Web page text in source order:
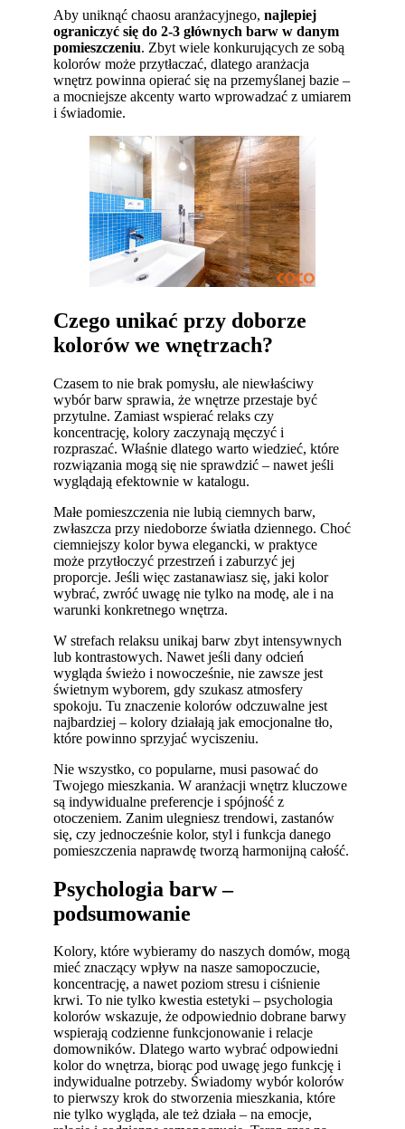
Aby uniknąć chaosu aranżacyjnego,najlepiej
ograniczyć się do 2-3 głównych barw w danym
pomieszczeniu. Zbyt wiele konkurujących ze sobą
kolorów może przytłaczać, dlatego aranżacja
wnętrz powinna opierać się na przemyślanej bazie –
a mocniejsze akcenty warto wprowadzać z umiarem
i świadomie.
Czego unikać przy doborze
kolorów we wnętrzach?
Czasem to nie brak pomysłu, ale niewłaściwy
wybór barw sprawia, że wnętrze przestaje być
przytulne. Zamiast wspierać relaks czy
koncentrację, kolory zaczynają męczyć i
rozpraszać. Właśnie dlatego warto wiedzieć, które
rozwiązania mogą się nie sprawdzić – nawet jeśli
wyglądają efektownie w katalogu.
Małe pomieszczenia nie lubią ciemnych barw,
zwłaszcza przy niedoborze światła dziennego. Choć
ciemniejszy kolor bywa elegancki, w praktyce
może przytłoczyć przestrzeń i zaburzyć jej
proporcje. Jeśli więc zastanawiasz się, jaki kolor
wybrać, zwróć uwagę nie tylko na modę, ale i na
warunki konkretnego wnętrza.
W strefach relaksu unikaj barw zbyt intensywnych
lub kontrastowych. Nawet jeśli dany odcień
wygląda świeżo i nowocześnie, nie zawsze jest
świetnym wyborem, gdy szukasz atmosfery
spokoju. Tu znaczenie kolorów odczuwalne jest
najbardziej – kolory działają jak emocjonalne tło,
które powinno sprzyjać wyciszeniu.
Nie wszystko, co popularne, musi pasować do
Twojego mieszkania. W aranżacji wnętrz kluczowe
są indywidualne preferencje i spójność z
otoczeniem. Zanim ulegniesz trendowi, zastanów
się, czy jednocześnie kolor, styl i funkcja danego
pomieszczenia naprawdę tworzą harmonijną całość.
Psychologia barw –
podsumowanie
Kolory, które wybieramy do naszych domów, mogą
mieć znaczący wpływ na nasze samopoczucie,
koncentrację, a nawet poziom stresu i ciśnienie
krwi. To nie tylko kwestia estetyki – psychologia
kolorów wskazuje, że odpowiednio dobrane barwy
wspierają codzienne funkcjonowanie i relacje
domowników. Dlatego warto wybrać odpowiedni
kolor do wnętrza, biorąc pod uwagę jego funkcję i
indywidualne potrzeby. Świadomy wybór kolorów
to pierwszy krok do stworzenia mieszkania, które
nie tylko wygląda, ale też działa – na emocje,